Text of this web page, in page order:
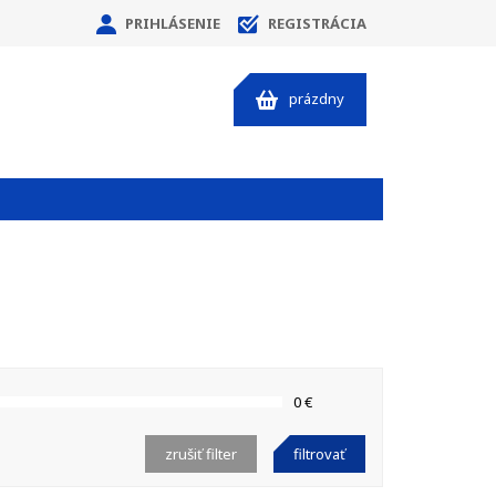
PRIHLÁSENIE REGISTRÁCIA
prázdny
0 €
filtrovať
zrušiť filter